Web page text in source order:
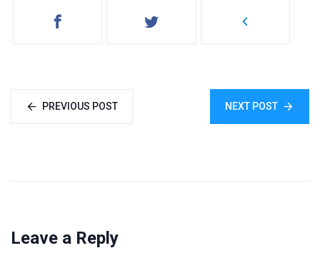
PREVIOUS POST NEXT POST
Leave a Reply